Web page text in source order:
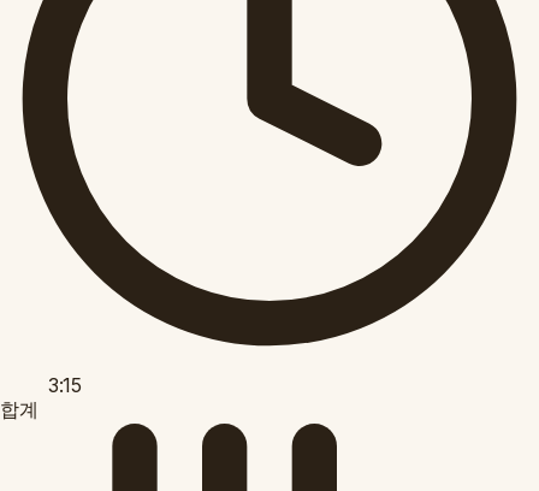
3:15
합계